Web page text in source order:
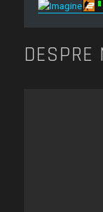
DESPRE